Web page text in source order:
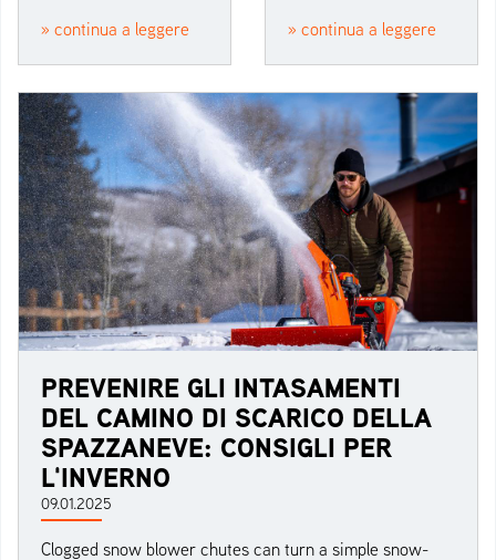
» continua a leggere
» continua a leggere
PREVENIRE GLI INTASAMENTI
DEL CAMINO DI SCARICO DELLA
SPAZZANEVE: CONSIGLI PER
L'INVERNO
09.01.2025
Clogged snow blower chutes can turn a simple snow-